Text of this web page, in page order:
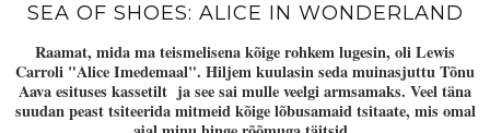
SEA OF SHOES: ALICE IN WONDERLAND
Raamat, mida ma teismelisena kõige rohkem lugesin, oli Lewis
Carroli "Alice Imedemaal". Hiljem kuulasin seda muinasjuttu Tõnu
Aava esituses kassetilt ja see sai mulle veelgi armsamaks. Veel täna
suudan peast tsiteerida mitmeid kõige lõbusamaid tsitaate, mis omal